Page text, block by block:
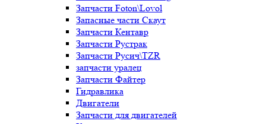
Запчасти Foton\Lovol
Запасные части Скаут
Запчасти Кентавр
Запчасти Рустрак
Запчасти Русич\TZR
запчасти уралец
Запчасти Файтер
Гидравлика
Двигатели
Запчасти для двигателей